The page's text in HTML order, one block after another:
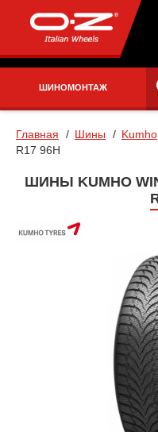
ШИНОМОНТАЖ
Главная Шины Kumho
R17 96H
ШИНЫ KUMHO